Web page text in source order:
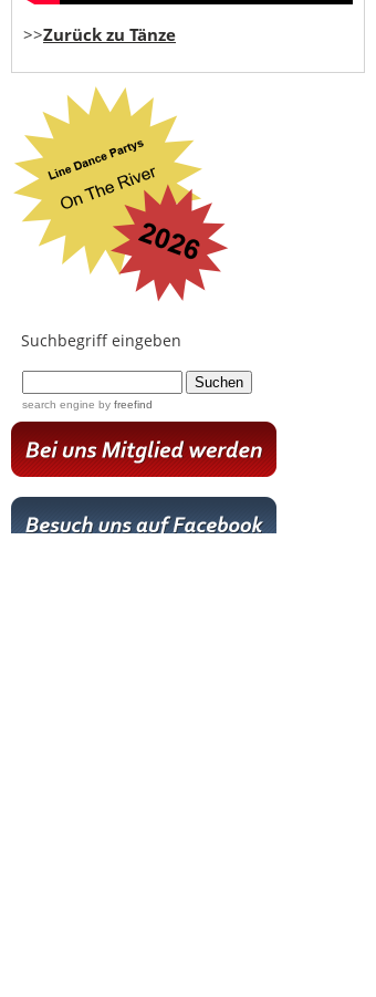
>>Zurück zu Tänze
Suchbegriff eingeben
search engine by freefind